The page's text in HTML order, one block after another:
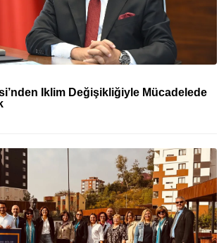
İklim Değişikliğiyle Mücadelede